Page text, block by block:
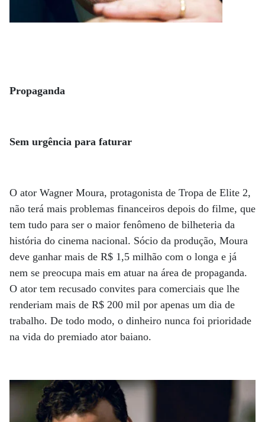
Propaganda
Sem urgência para faturar
O ator Wagner Moura, protagonista de Tropa de Elite 2,
não terá mais problemas financeiros depois do filme, que
tem tudo para ser o maior fenômeno de bilheteria da
história do cinema nacional. Sócio da produção, Moura
deve ganhar mais de R$ 1,5 milhão com o longa e já
nem se preocupa mais em atuar na área de propaganda.
O ator tem recusado convites para comerciais que lhe
renderiam mais de R$ 200 mil por apenas um dia de
trabalho. De todo modo, o dinheiro nunca foi prioridade
na vida do premiado ator baiano.